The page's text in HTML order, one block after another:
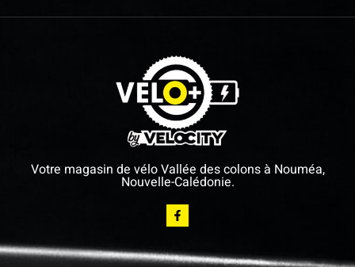
Votre magasin de vélo Vallée des colons à Nouméa,
Nouvelle-Calédonie.